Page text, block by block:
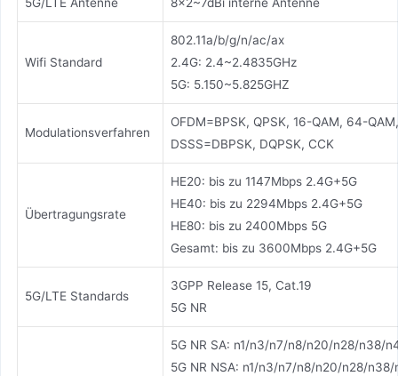
5G/LTE Antenne 8x2~7dBi interne Antenne
Wifi Standard
802.11a/b/g/n/ac/ax
2.4G: 2.4~2.4835GHz
5G: 5.150~5.825GHZ
Modulationsverfahren
OFDM=BPSK, QPSK, 16-QAM, 64-
DSSS=DBPSK, DQPSK, CCK
Übertragungsrate
HE20: bis zu 1147Mbps 2.4G+5G
HE40: bis zu 2294Mbps 2.4G+5G
HE80: bis zu 2400Mbps 5G
Gesamt: bis zu 3600Mbps 2.4G+5G
5G/LTE Standards
3GPP Release 15, Cat.19
5G NR
5G NR SA: n1/n3/n7/n8/n20/n28/n38/
5G NR NSA: n1/n3/n7/n8/n20/n28/